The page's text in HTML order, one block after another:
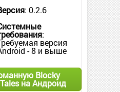
: 0.2.6
:
версия
- 8 и выше
Blocky
на Андроид